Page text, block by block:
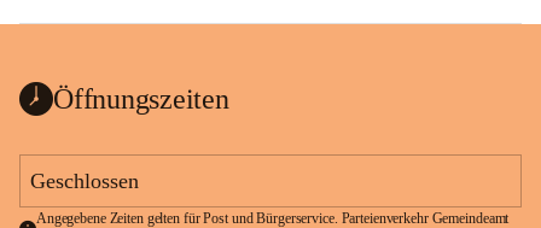
Öffnungszeiten
Geschlossen
Angegebene Zeiten gelten für Post und Bürgerservice. Parteienverkehr Gemeindeamt